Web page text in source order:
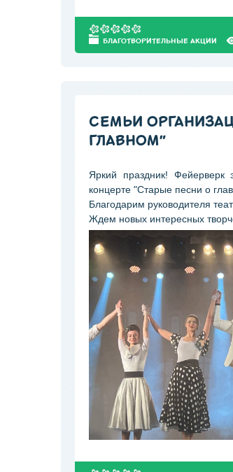
БЛАГОТВОРИТЕЛЬНЫЕ АКЦИИ
СЕМЬИ
ГЛАВНОМ"
Яркий праздник!
концерте "Старые песни о
Благодарим руководителя
Ждем новых интересных